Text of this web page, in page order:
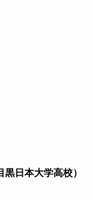
日本大学高校）